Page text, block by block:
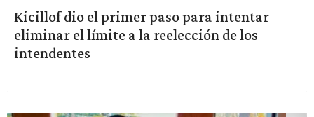
Kicillof dio el primer paso para intentar
eliminar el límite a la reelección de los
intendentes